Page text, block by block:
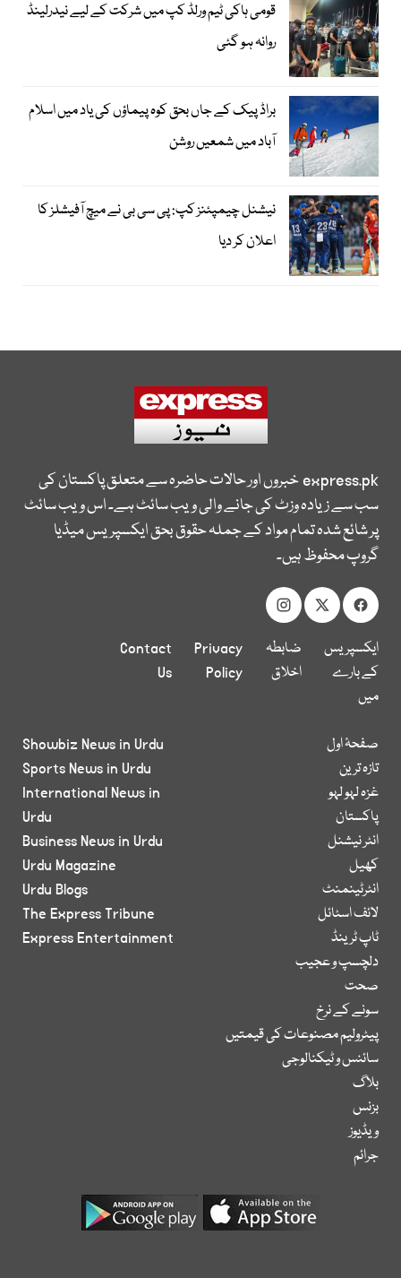
قومی ہاکی ٹیم ورلڈ کپ میں شرکت کے لیے نیدرلینڈ
روانہ ہو گئی
براڈ پیک کے جاں بحق کوہ پیماؤں کی یاد میں اسلام
آباد میں شمعیں روشن
نیشنل چیمپئنز کپ: پی سی بی نے میچ آفیشلز کا
اعلان کر دیا
express.pkخبروں اور حالات حاضرہ سے متعلق پاکستان کی
سب سے زیادہ وزٹ کی جانے والی ویب سائٹ ہے۔ اس ویب سائٹ
پر شائع شدہ تمام مواد کے جملہ حقوق بحق ایکسپریس میڈیا
گروپ محفوظ ہیں۔
ایکسپریس
کے بارے
میں
ضابطہ
اخلاق
Privacy
Policy
Contact
Us
صفحۂ اول
تازہ ترین
غزہ لہو لہو
پاکستان
انٹر نیشنل
کھیل
انٹرٹینمنٹ
لائف اسٹائل
ٹاپ ٹرینڈ
دلچسپ و عجیب
صحت
سونے کے نرخ
پیٹرولیم مصنوعات کی قیمتیں
سائنس و ٹیکنالوجی
بلاگ
بزنس
ویڈیوز
جرائم
Showbiz News in Urdu
Sports News in Urdu
International News in
Urdu
Business News in Urdu
Urdu Magazine
Urdu Blogs
The Express Tribune
Express Entertainment